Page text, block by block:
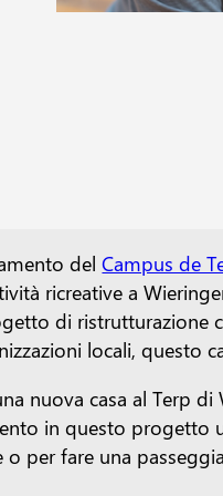
delCampus de
ricreative a
di
locali, questo
nuova casa al Terp di
in questo progetto
per fare una